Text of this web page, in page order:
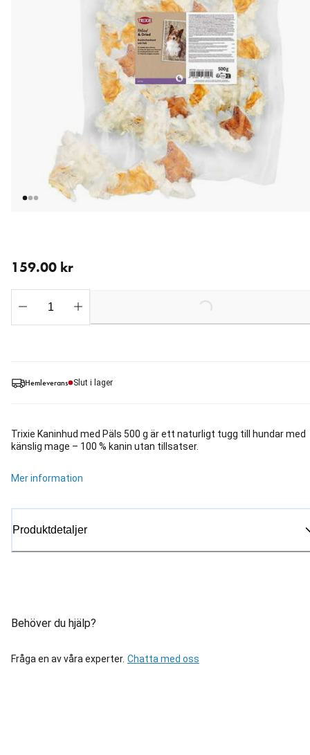
Hemleverans Slut i lager
Trixie Kaninhud med Päls 500 g är ett naturligt tugg till hundar med
känslig mage – 100 % kanin utan tillsatser.
Mer information
Produktdetaljer
Behöver du hjälp?
Fråga en av våra experter. Chatta med oss
159.00 kr